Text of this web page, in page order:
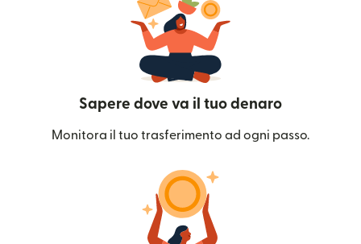
Sapere dove va il tuo denaro
Monitora il tuo trasferimento ad ogni passo.